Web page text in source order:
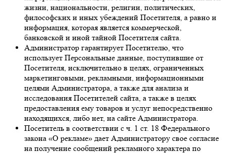
жизни, национальности, религии, политических,
философских и иных убеждений Посетителя, а равно и
информация, которая является коммерческой,
банковской и иной тайной Посетителя сайта.
Администратор гарантирует Посетителю, что
использует Персональные данные, поступившие от
Посетителя, исключительно в целях, ограниченных
маркетинговыми, рекламными, информационными
целями Администратора, а также для анализа и
исследования Посетителей сайта, а также в целях
предоставления ему товаров и услуг непосредственно
находящихся, либо нет, на сайте Администратора.
Посетитель в соответствии с ч. 1 ст. 18 Федерального
закона «О рекламе» дает Администратору свое согласие
на получение сообщений рекламного характера по